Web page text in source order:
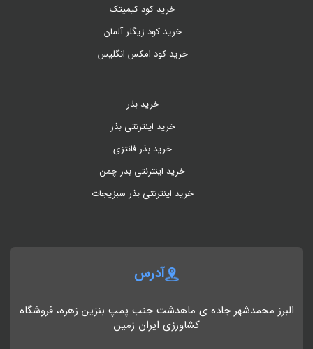
خرید کود کیمیتک
خرید کود زیگلر آلمان
خرید کود امکس انگلیس
خرید بذر
خرید اینترنتی بذر
خرید بذر فانتزی
خرید اینترنتی بذر چمن
خرید اینترنتی بذر سبزیجات
آدرس
البرز محمدشهر جاده ی ماهدشت جنب پمپ بنزین زهره، فروشگاه
کشاورزی ایران زمین